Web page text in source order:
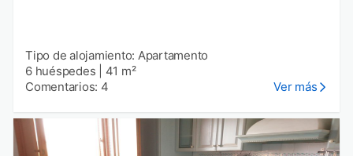
Tipo de alojamiento: Apartamento
6 huéspedes
41 m²
Comentarios: 4
Ver más